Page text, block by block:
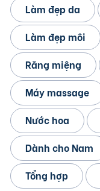
Làm đẹp da
Làm đẹp môi
Răng miệng
Máy massage
Nước hoa
Dành cho Nam
Tổng hợp